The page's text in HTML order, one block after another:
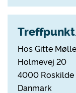
Hos Gitte
Holmevej 20
4000 Roskilde
Danmark